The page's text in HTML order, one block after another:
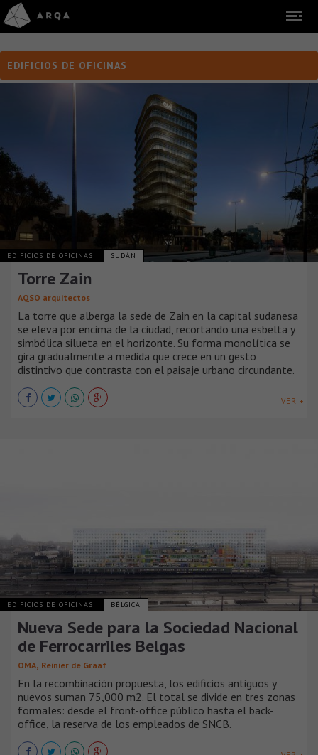
EDIFICIOS DE OFICINAS
EDIFICIOS DE OFICINAS SUDÁN
Torre Zain
AQSO arquitectos
La torre que alberga la sede de Zain en la capital sudanesa
se eleva por encima de la ciudad, recortando una esbelta y
simbólica silueta en el horizonte. Su forma monolítica se
gira gradualmente a medida que crece en un gesto
distintivo que contrasta con el paisaje urbano circundante.
VER +
EDIFICIOS DE OFICINAS BÉLGICA
Nueva Sede para la Sociedad Nacional
de Ferrocarriles Belgas
OMA, Reinier de Graaf
En la recombinación propuesta, los edificios antiguos y
nuevos suman 75,000 m2. El total se divide en tres zonas
formales: desde el front-office público hasta el back-
office, la reserva de los empleados de SNCB.